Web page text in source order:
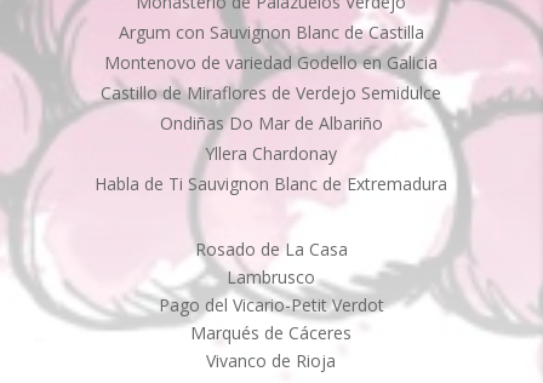
Argum con Sauvignon Blanc de Castilla
Montenovo de variedad Godello en Galicia
Castillo de Miraflores de Verdejo Semidulce
Ondiñas Do Mar de Albariño
Yllera Chardonay
Habla de Ti Sauvignon Blanc de Extremadura
Rosado de La Casa
Lambrusco
Pago del Vicario-Petit Verdot
Marqués de Cáceres
Vivanco de Rioja